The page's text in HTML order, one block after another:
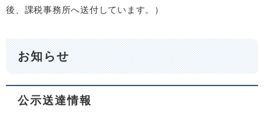
後、課税事務所へ送付しています。）
お知らせ
公示送達情報